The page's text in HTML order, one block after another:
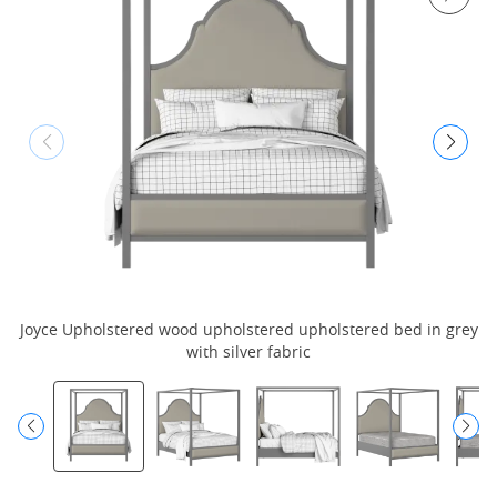
Pin
Joyce Upholstered wood upholstered upholstered bed in grey
with silver fabric